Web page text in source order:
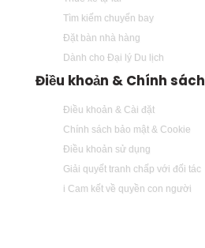
Tìm kiếm chuyến bay
Đặt bàn nhà hàng
Dành cho Đại lý Du lịch
Điều khoản & Chính sách
Điều khoản & Cài đặt
Chính sách bảo mật & Cookie
Điều khoản sử dụng
Giải quyết tranh chấp với đối tác
i Cam kết về quyền con người